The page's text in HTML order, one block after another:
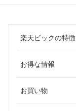
楽天ビックの特徴
お得な情報
お買い物